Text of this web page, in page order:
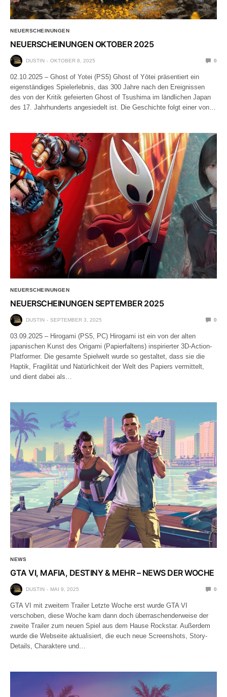
NEUERSCHEINUNGEN
NEUERSCHEINUNGEN OKTOBER 2025
DUSTIN OKTOBER 8, 2025 0
02.10.2025 – Ghost of Yotei (PS5) Ghost of Yōtei präsentiert ein
eigenständiges Spielerlebnis, das 300 Jahre nach den Ereignissen
des von der Kritik gefeierten Ghost of Tsushima im ländlichen Japan
des 17. Jahrhunderts angesiedelt ist. Die Geschichte folgt einer von…
NEUERSCHEINUNGEN
NEUERSCHEINUNGEN SEPTEMBER 2025
DUSTIN SEPTEMBER 3, 2025 0
03.09.2025 – Hirogami (PS5, PC) Hirogami ist ein von der alten
japanischen Kunst des Origami (Papierfaltens) inspirierter 3D-Action-
Platformer. Die gesamte Spielwelt wurde so gestaltet, dass sie die
Haptik, Fragilität und Natürlichkeit der Welt des Papiers vermittelt,
und dient dabei als…
NEWS
GTA VI, MAFIA, DESTINY & MEHR – NEWS DER WOCHE
DUSTIN MAI 9, 2025 0
GTA VI mit zweitem Trailer Letzte Woche erst wurde GTA VI
verschoben, diese Woche kam dann doch überraschenderweise der
zweite Trailer zum neuen Spiel aus dem Hause Rockstar. Außerdem
wurde die Webseite aktualisiert, die euch neue Screenshots, Story-
Details, Charaktere und…